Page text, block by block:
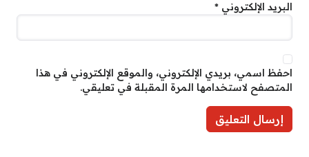
البريد الإلكتروني *
احفظ اسمي، بريدي الإلكتروني، والموقع الإلكتروني في هذا
المتصفح لاستخدامها المرة المقبلة في تعليقي.